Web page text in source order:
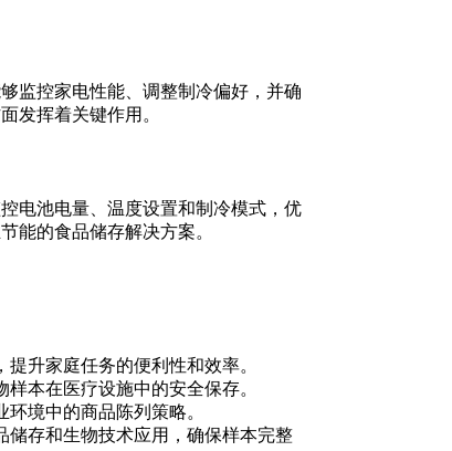
监控家电性能、调整制冷偏好，并确
发挥着关键作用。
电池电量、温度设置和制冷模式，优
能的食品储存解决方案。
升家庭任务的便利性和效率。
本在医疗设施中的安全保存。
境中的商品陈列策略。
储存和生物技术应用，确保样本完整